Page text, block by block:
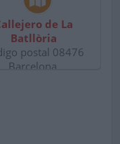
de La
Batllòria
postal 08476
Barcelona.